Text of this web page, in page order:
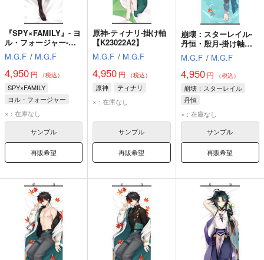
『SPY×FAMILY』- ヨ
ル・フォージャー-タ
ペストリー
【22024B2】
M.G.F / M.G.F
4,950 円 （税込）
SPY×FAMILY
ヨル・フォージャー
×：在庫なし
サンプル
再販希望
原神-ティナリ-掛け軸
【K23022A2】
M.G.F / M.G.F
4,950 円 （税込）
原神
ティナリ
×：在庫なし
サンプル
再販希望
崩壊：スターレイル-
丹恒・殷月-掛け軸
【23038B3】
M.G.F / M.G.F
4,950円 （税込）
崩壊：スターレイル
丹恒
×：在庫なし
サンプル
再販希望